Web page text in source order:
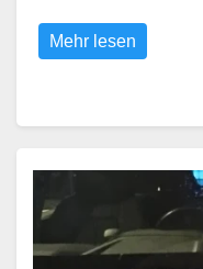
Mehr lesen